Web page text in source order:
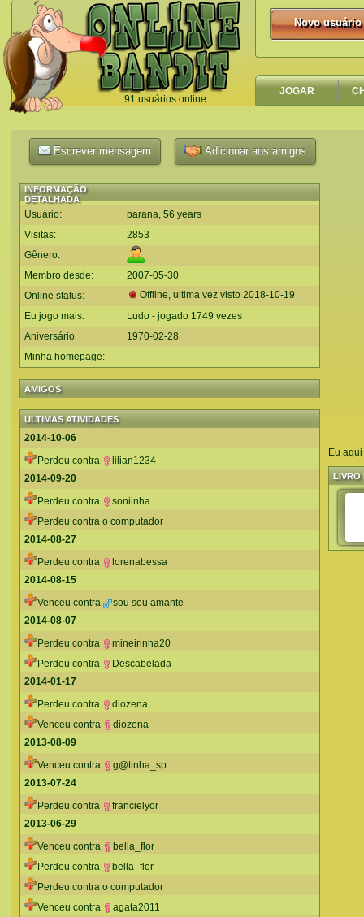
91 usuários online
`
Novo usuário
Novo usuário
JOGAR
Escrever mensagem Adicionar aos amigos
INFORMAÇÃO
DETALHADA
Usuário:
parana, 56 years
Visitas:
2853
Gênero:
Membro desde:
2007-05-30
Online status:
Offline, ultima vez visto 2018-10-19
Eu jogo mais:
Ludo - jogado 1749 vezes
Aniversário
1970-02-28
Minha homepage:
AMIGOS
ULTIMAS ATIVIDADES
2014-10-06
Perdeu contra
lilian1234
2014-09-20
Perdeu contra
soniinha
Perdeu contra o computador
2014-08-27
Perdeu contra
lorenabessa
2014-08-15
Venceu contra
sou seu amante
2014-08-07
Perdeu contra
mineirinha20
Perdeu contra
Descabelada
2014-01-17
Perdeu contra
diozena
Venceu contra
diozena
2013-08-09
Venceu contra
g@tinha_sp
2013-07-24
Perdeu contra
francielyor
2013-06-29
Venceu contra
bella_flor
Perdeu contra
bella_flor
Perdeu contra o computador
Venceu contra
agata2011
Eu
LIVRO